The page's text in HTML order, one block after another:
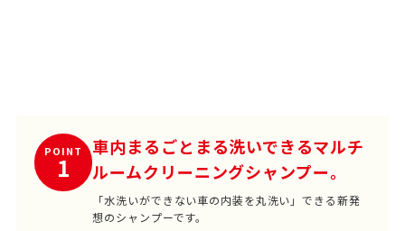
POINT
1
車内まるごとまる洗いできるマルチ
ルームクリーニングシャンプー。
「水洗いができない車の内装を丸洗い」できる新発
想のシャンプーです。